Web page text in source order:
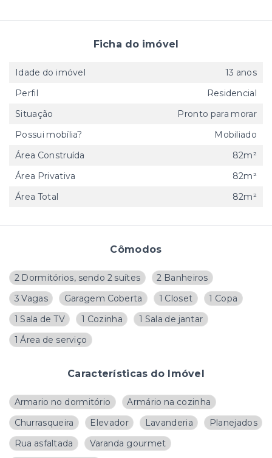
Cômodos
2 Dormitórios, sendo 2 suítes
2 Banheiros
3 Vagas
Garagem Coberta 1 Closet
1 Copa
1 Sala de TV
1 Cozinha
1 Sala de jantar
1 Área de serviço
Características do Imóvel
Armario no dormitório
Armário na cozinha
Churrasqueira
Elevador Lavanderia
Planejados
Rua asfaltada
Varanda gourmet
Ficha do imóvel
Idade do imóvel
13 anos
Perfil
Residencial
Situação
Pronto para morar
Possui mobília?
Mobiliado
Área Construída
82m²
Área Privativa
82m²
Área Total
82m²